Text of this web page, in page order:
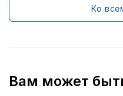
Ко
Вам может